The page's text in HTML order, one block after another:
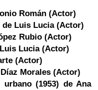
Román (Actor)
de Luis Lucia (Actor)
Rubio (Actor)
Lucia (Actor)
(Actor)
Morales (Actor)
(1953) de Ana